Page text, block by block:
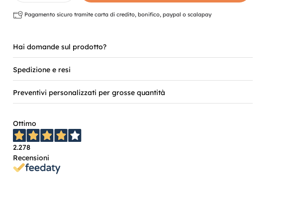
Pagamento sicuro tramite carta di credito, bonifico, paypal o scalapay
Hai domande sul prodotto?
Spedizione e resi
Preventivi personalizzati per grosse quantità
Ottimo
2.278
Recensioni